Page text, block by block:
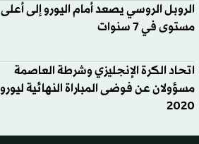
الروبل الروسي يصعد أمام اليورو إلى أعلى
مستوى في 7 سنوات
اتحاد الكرة الإنجليزي وشرطة العاصمة
مسؤولان عن فوضى المباراة النهائية ليورو
2020